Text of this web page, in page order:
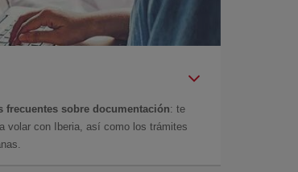
frecuentes sobre documentación: te
volar con Iberia, así como los trámites